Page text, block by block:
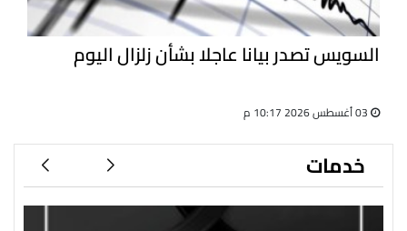
السويس تصدر بيانا عاجلا بشأن زلزال اليوم
خدمات